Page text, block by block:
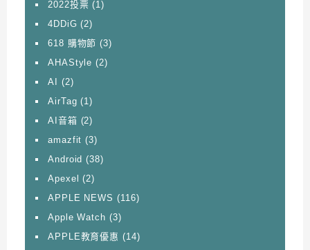
2022投票 (1)
4DDiG (2)
618 購物節 (3)
AHAStyle (2)
AI
(2)
AirTag (1)
AI音箱 (2)
amazfit (3)
Android (38)
Apexel (2)
APPLE NEWS (116)
Apple Watch (3)
APPLE教育優惠 (14)